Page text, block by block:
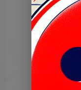
Dans
Dans